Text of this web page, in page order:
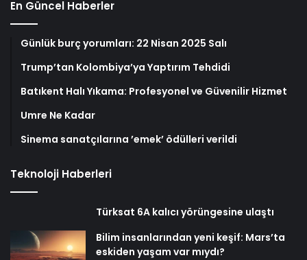
En Güncel Haberler
Günlük burç yorumları: 22 Nisan 2025 Salı
Trump’tan Kolombiya’ya Yaptırım Tehdidi
Batıkent Halı Yıkama: Profesyonel ve Güvenilir Hizmet
Umre Ne Kadar
Sinema sanatçılarına ’emek’ ödülleri verildi
Teknoloji Haberleri
Türksat 6A kalıcı yörüngesine ulaştı
Bilim insanlarından yeni keşif: Mars’ta
eskiden yaşam var mıydı?